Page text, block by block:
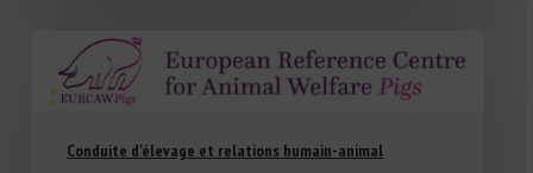
Conduite d'élevage et relations humain-animal